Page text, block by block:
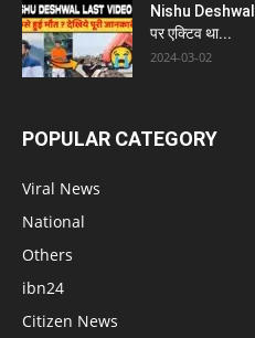
Nishu
पर एक्टिव था...
2024-03-02
POPULAR CATEGORY
Viral News
National
Others
ibn24
Citizen News